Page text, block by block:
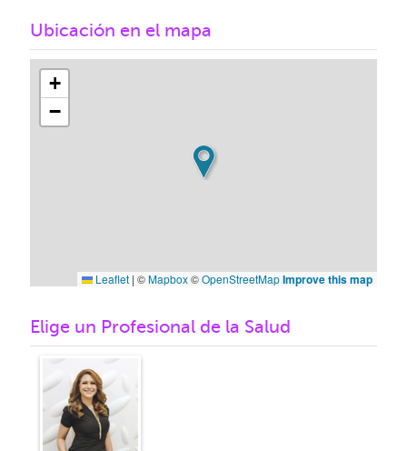
Ubicación en el mapa
+
−
Leaflet | ©Mapbox©OpenStreetMapImprove this map
Elige un Profesional de la Salud